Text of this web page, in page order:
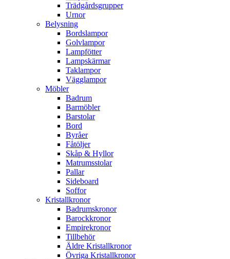
Trädgårdsgrupper
Urnor
Belysning
Bordslampor
Golvlampor
Lampfötter
Lampskärmar
Taklampor
Vägglampor
Möbler
Badrum
Barmöbler
Barstolar
Bord
Byråer
Fåtöljer
Skåp & Hyllor
Matrumsstolar
Pallar
Sideboard
Soffor
Kristallkronor
Badrumskronor
Barockkronor
Empirekronor
Tillbehör
Äldre Kristallkronor
Övriga Kristallkronor